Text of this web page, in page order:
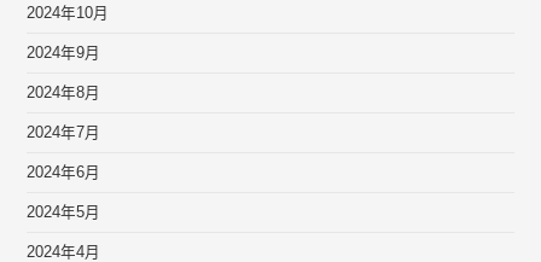
2024年10月
2024年9月
2024年8月
2024年7月
2024年6月
2024年5月
2024年4月